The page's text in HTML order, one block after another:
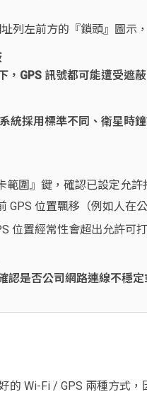
列左前方的『鎖頭』圖示
，GPS 訊號都可能遭受遮
統採用標準不同、衛星時
範圍』鍵，確認已設定允許
GPS 位置飄移（例如人在
位置經常性會超出允許可
認是否公司網路連線不穩
的 Wi-Fi / GPS 兩種方式